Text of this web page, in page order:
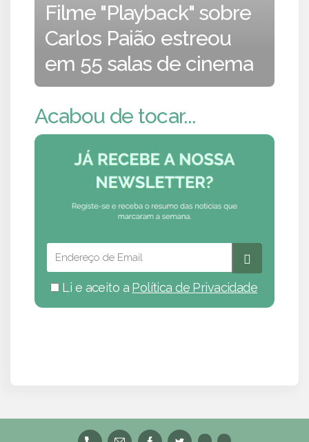
Filme "Playback" sobre
Carlos Paião estreou
em 55 salas de cinema
Acabou de tocar...
Li e aceito a Política de Privacidade